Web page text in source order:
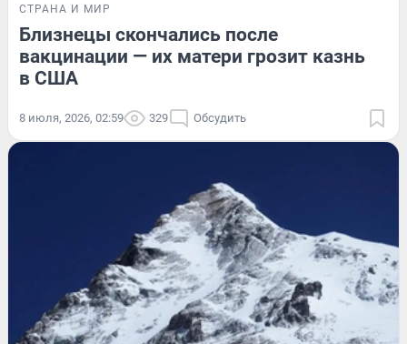
СТРАНА И МИР
Близнецы скончались после
вакцинации — их матери грозит казнь
в США
8 июля, 2026, 02:59 329 Обсудить